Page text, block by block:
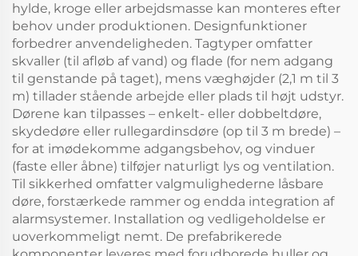
hylde, kroge eller arbejdsmasse kan monteres efter
behov under produktionen. Designfunktioner
forbedrer anvendeligheden. Tagtyper omfatter
skvaller (til afløb af vand) og flade (for nem adgang
til genstande på taget), mens væghøjder (2,1 m til 3
m) tillader stående arbejde eller plads til højt udstyr.
Dørene kan tilpasses – enkelt- eller dobbeltdøre,
skydedøre eller rullegardinsdøre (op til 3 m brede) –
for at imødekomme adgangsbehov, og vinduer
(faste eller åbne) tilføjer naturligt lys og ventilation.
Til sikkerhed omfatter valgmulighederne låsbare
døre, forstærkede rammer og endda integration af
alarmsystemer. Installation og vedligeholdelse er
uoverkommeligt nemt. De prefabrikerede